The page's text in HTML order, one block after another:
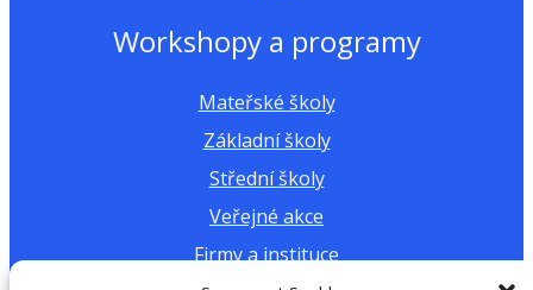
Workshopy a programy
Mateřské školy
Základní školy
Střední školy
Veřejné akce
Firmy a instituce